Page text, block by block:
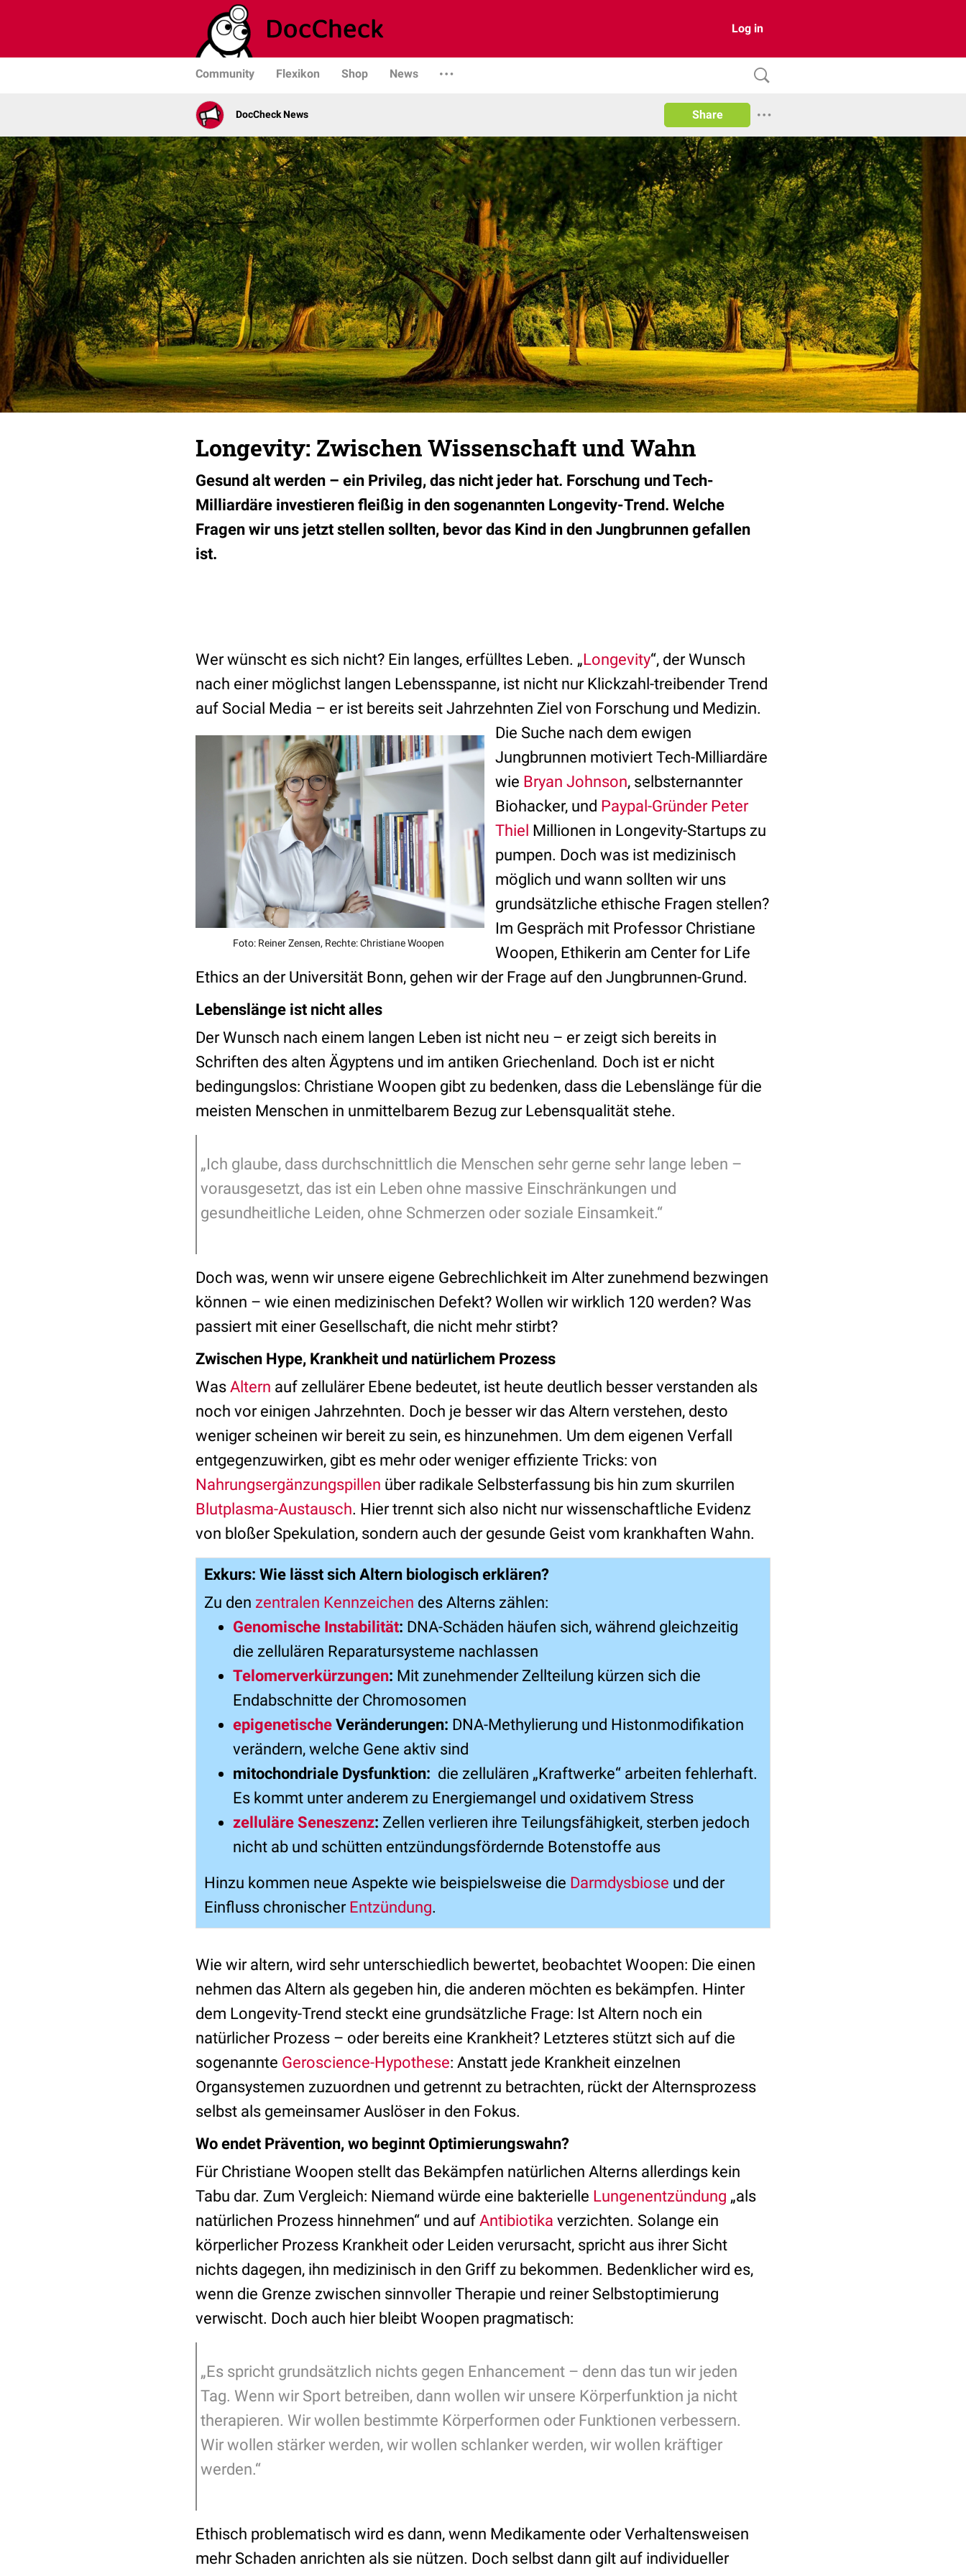
Log in
Community Flexikon Shop News
DocCheck News Share
Longevity: Zwischen Wissenschaft und Wahn
Gesund alt werden – ein Privileg, das nicht jeder hat. Forschung und Tech-
Milliardäre investieren fleißig in den sogenannten Longevity-Trend. Welche
Fragen wir uns jetzt stellen sollten, bevor das Kind in den Jungbrunnen gefallen
ist.
Wer wünscht es sich nicht? Ein langes, erfülltes Leben. „Longevity“, der Wunsch
nach einer möglichst langen Lebensspanne, ist nicht nur Klickzahl-treibender Trend
auf Social Media – er ist bereits seit Jahrzehnten Ziel von Forschung und Medizin.
Foto: Reiner Zensen, Rechte: Christiane Woopen
Die Suche nach dem ewigen
Jungbrunnen motiviert Tech-Milliardäre
wie Bryan Johnson, selbsternannter
Biohacker, und Paypal-Gründer Peter
Thiel Millionen in Longevity-Startups zu
pumpen. Doch was ist medizinisch
möglich und wann sollten wir uns
grundsätzliche ethische Fragen stellen?
Im Gespräch mit Professor Christiane
Woopen, Ethikerin am Center for Life
Ethics an der Universität Bonn, gehen wir der Frage auf den Jungbrunnen-Grund.
Lebenslänge ist nicht alles
Der Wunsch nach einem langen Leben ist nicht neu – er zeigt sich bereits in
Schriften des alten Ägyptens und im antiken Griechenland. Doch ist er nicht
bedingungslos: Christiane Woopen gibt zu bedenken, dass die Lebenslänge für die
meisten Menschen in unmittelbarem Bezug zur Lebensqualität stehe.
„Ich glaube, dass durchschnittlich die Menschen sehr gerne sehr lange leben –
vorausgesetzt, das ist ein Leben ohne massive Einschränkungen und
gesundheitliche Leiden, ohne Schmerzen oder soziale Einsamkeit.“
Doch was, wenn wir unsere eigene Gebrechlichkeit im Alter zunehmend bezwingen
können – wie einen medizinischen Defekt? Wollen wir wirklich 120 werden? Was
passiert mit einer Gesellschaft, die nicht mehr stirbt?
Zwischen Hype, Krankheit und natürlichem Prozess
Was Altern auf zellulärer Ebene bedeutet, ist heute deutlich besser verstanden als
noch vor einigen Jahrzehnten. Doch je besser wir das Altern verstehen, desto
weniger scheinen wir bereit zu sein, es hinzunehmen. Um dem eigenen Verfall
entgegenzuwirken, gibt es mehr oder weniger effiziente Tricks: von
Nahrungsergänzungspillen über radikale Selbsterfassung bis hin zum skurrilen
Blutplasma-Austausch. Hier trennt sich also nicht nur wissenschaftliche Evidenz
von bloßer Spekulation, sondern auch der gesunde Geist vom krankhaften Wahn.
Exkurs: Wie lässt sich Altern biologisch erklären?
Zu den zentralen Kennzeichen des Alterns zählen:
Genomische Instabilität: DNA-Schäden häufen sich, während gleichzeitig
die zellulären Reparatursysteme nachlassen
Telomerverkürzungen: Mit zunehmender Zellteilung kürzen sich die
Endabschnitte der Chromosomen
epigenetische Veränderungen: DNA-Methylierung und Histonmodifikation
verändern, welche Gene aktiv sind
mitochondriale Dysfunktion: die zellulären „Kraftwerke“ arbeiten fehlerhaft.
Es kommt unter anderem zu Energiemangel und oxidativem Stress
zelluläre Seneszenz: Zellen verlieren ihre Teilungsfähigkeit, sterben jedoch
nicht ab und schütten entzündungsfördernde Botenstoffe aus
Hinzu kommen neue Aspekte wie beispielsweise die Darmdysbiose und der
Einfluss chronischer Entzündung.
Wie wir altern, wird sehr unterschiedlich bewertet, beobachtet Woopen: Die einen
nehmen das Altern als gegeben hin, die anderen möchten es bekämpfen. Hinter
dem Longevity-Trend steckt eine grundsätzliche Frage: Ist Altern noch ein
natürlicher Prozess – oder bereits eine Krankheit? Letzteres stützt sich auf die
sogenannte Geroscience-Hypothese: Anstatt jede Krankheit einzelnen
Organsystemen zuzuordnen und getrennt zu betrachten, rückt der Alternsprozess
selbst als gemeinsamer Auslöser in den Fokus.
Wo endet Prävention, wo beginnt Optimierungswahn?
Für Christiane Woopen stellt das Bekämpfen natürlichen Alterns allerdings kein
Tabu dar. Zum Vergleich: Niemand würde eine bakterielle Lungenentzündung „als
natürlichen Prozess hinnehmen“ und auf Antibiotika verzichten. Solange ein
körperlicher Prozess Krankheit oder Leiden verursacht, spricht aus ihrer Sicht
nichts dagegen, ihn medizinisch in den Griff zu bekommen. Bedenklicher wird es,
wenn die Grenze zwischen sinnvoller Therapie und reiner Selbstoptimierung
verwischt. Doch auch hier bleibt Woopen pragmatisch:
„Es spricht grundsätzlich nichts gegen Enhancement – denn das tun wir jeden
Tag. Wenn wir Sport betreiben, dann wollen wir unsere Körperfunktion ja nicht
therapieren. Wir wollen bestimmte Körperformen oder Funktionen verbessern.
Wir wollen stärker werden, wir wollen schlanker werden, wir wollen kräftiger
werden.“
Ethisch problematisch wird es dann, wenn Medikamente oder Verhaltensweisen
mehr Schaden anrichten als sie nützen. Doch selbst dann gilt auf individueller